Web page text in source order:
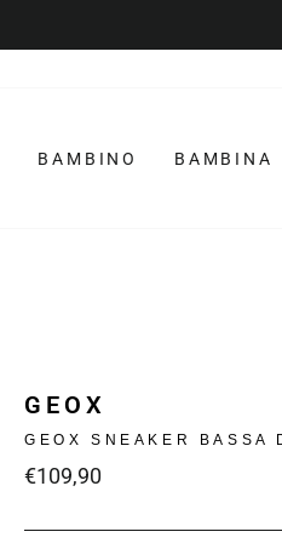
BAMBINO BAMBINA
GEOX
GEOX SNEAKER BASSA
Prezzo
€109,90